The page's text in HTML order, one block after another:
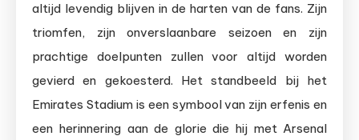
altijd levendig blijven in de harten van de fans. Zijn
triomfen, zijn onverslaanbare seizoen en zijn
prachtige doelpunten zullen voor altijd worden
gevierd en gekoesterd. Het standbeeld bij het
Emirates Stadium is een symbool van zijn erfenis en
een herinnering aan de glorie die hij met Arsenal